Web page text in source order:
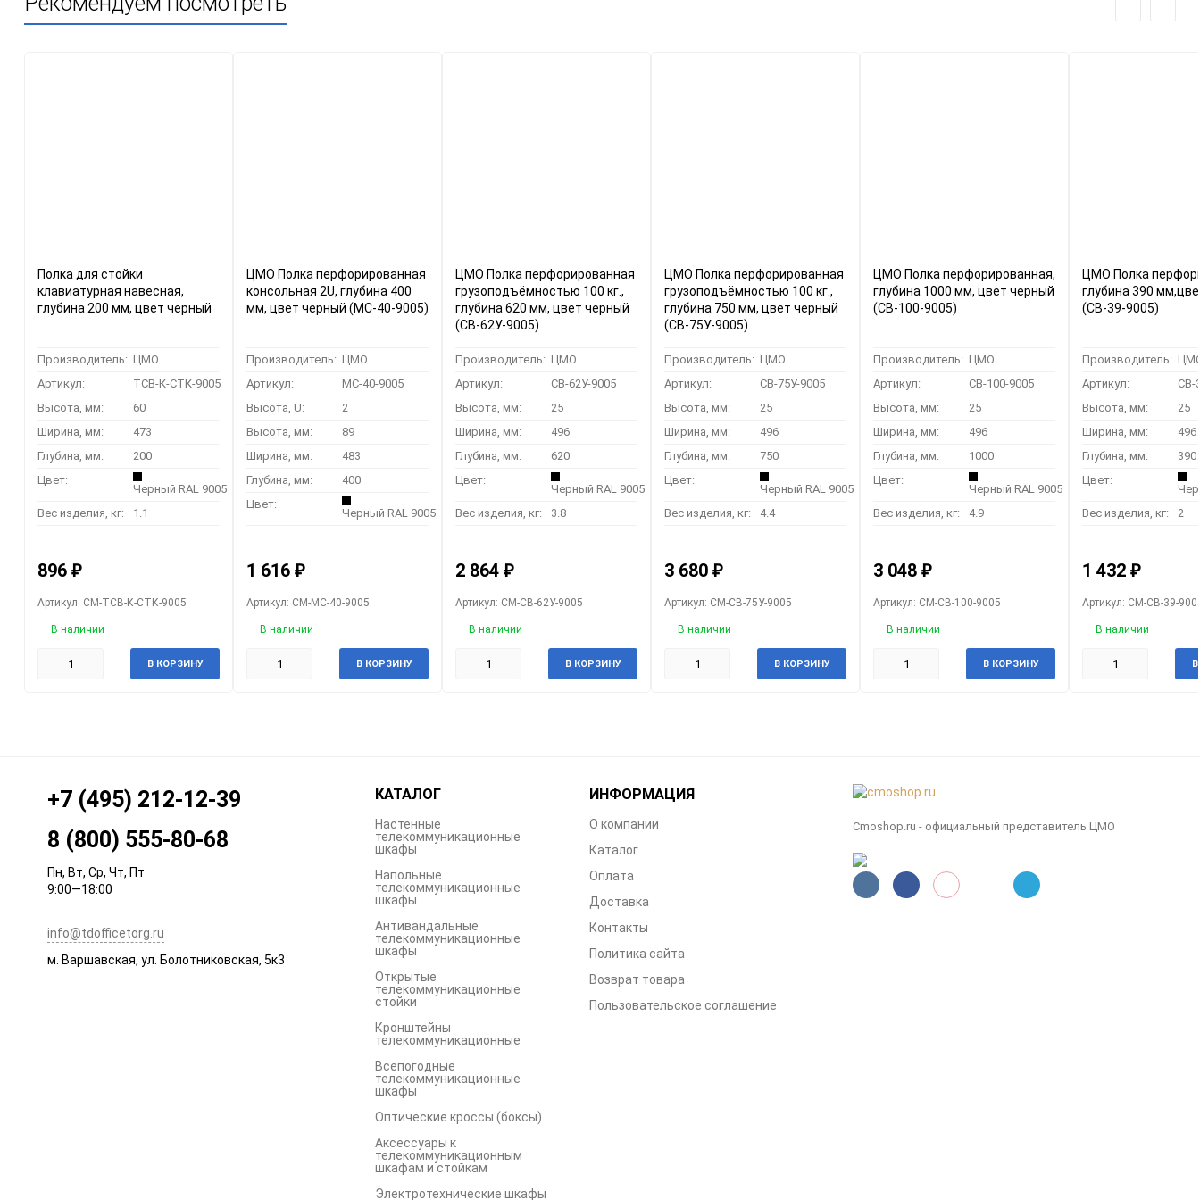
Полка для стойки
клавиатурная навесная,
глубина 200 мм, цвет черный
Производитель: ЦМО
Артикул:
ТСВ-К-СТК-9005
Высота, мм:
60
Ширина, мм:
473
Глубина, мм:
200
Цвет:
Черный RAL 9005
Вес изделия, кг:
1.1
896 ₽
Артикул: CM-ТСВ-К-СТК-9005
В наличии
В КОРЗИНУ
ЦМО Полка перфорированная
консольная 2U, глубина 400
мм, цвет черный (МС-40-9005)
Производитель: ЦМО
Артикул:
МС-40-9005
Высота, U:
2
Высота, мм:
89
Ширина, мм:
483
Глубина, мм:
400
Цвет:
Черный RAL 9005
1 616 ₽
Артикул: CM-МС-40-9005
В наличии
В КОРЗИНУ
ЦМО Полка перфорированная
грузоподъёмностью 100 кг.,
глубина 620 мм, цвет черный
(СВ-62У-9005)
Производитель: ЦМО
Артикул:
СВ-62У-9005
Высота, мм:
25
Ширина, мм:
496
Глубина, мм:
620
Цвет:
Черный RAL 9005
Вес изделия, кг:
3.8
2 864 ₽
Артикул: CM-СВ-62У-9005
В наличии
В КОРЗИНУ
ЦМО Полка перфорированная
грузоподъёмностью 100 кг.,
глубина 750 мм, цвет черный
(СВ-75У-9005)
Производитель: ЦМО
Артикул:
СВ-75У-9005
Высота, мм:
25
Ширина, мм:
496
Глубина, мм:
750
Цвет:
Черный RAL 9005
Вес изделия, кг:
4.4
3 680 ₽
Артикул: CM-СВ-75У-9005
В наличии
В КОРЗИНУ
ЦМО Полка перфорированная,
глубина 1000 мм, цвет черный
(СВ-100-9005)
Производитель: ЦМО
Артикул:
СВ-100-9005
Высота, мм:
25
Ширина, мм:
496
Глубина, мм:
1000
Цвет:
Черный RAL 9005
Вес изделия, кг:
4.9
3 048 ₽
Артикул: CM-СВ-100-9005
В наличии
В КОРЗИНУ
ЦМО Полка
глубина 390
(СВ-39-9005)
Производитель:
Артикул:
СВ-
Высота, мм:
25
Ширина, мм:
496
Глубина, мм:
390
Цвет:
Вес изделия, кг:
2
1 432 ₽
Артикул: CM-СВ-39-
В наличии
+7 (495) 212-12-39
8 (800) 555-80-68
Пн, Вт, Ср, Чт, Пт
9:00—18:00
info@tdofficetorg.ru
м. Варшавская, ул. Болотниковская, 5к3
КАТАЛОГ
Настенные
телекоммуникационные
шкафы
Напольные
телекоммуникационные
шкафы
Антивандальные
телекоммуникационные
шкафы
Открытые
телекоммуникационные
стойки
Кронштейны
телекоммуникационные
Всепогодные
телекоммуникационные
шкафы
Оптические кроссы (боксы)
Аксессуары к
телекоммуникационным
шкафам и стойкам
Электротехнические шкафы
ИНФОРМАЦИЯ
О компании
Каталог
Оплата
Доставка
Контакты
Политика сайта
Возврат товара
Пользовательское соглашение
Cmoshop.ru - официальный представитель ЦМО